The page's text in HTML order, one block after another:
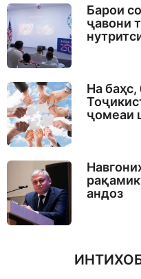
Барои
ҷавони
На
ҷомеаи
андоз